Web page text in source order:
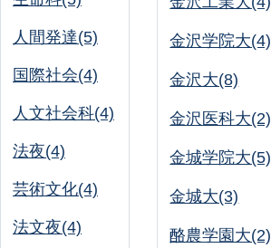
人間発達(5)
国際社会(4)
人文社会科(4)
法夜(4)
芸術文化(4)
法文夜(4)
金沢学院大(4)
金沢大(8)
金沢医科大(2)
金城学院大(5)
金城大(3)
酪農学園大(2)